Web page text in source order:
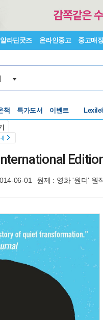
알라딘굿즈 온라인중고 중고매장
책 특가도서 이벤트
06-01 원제 : 영화 '원더' 원